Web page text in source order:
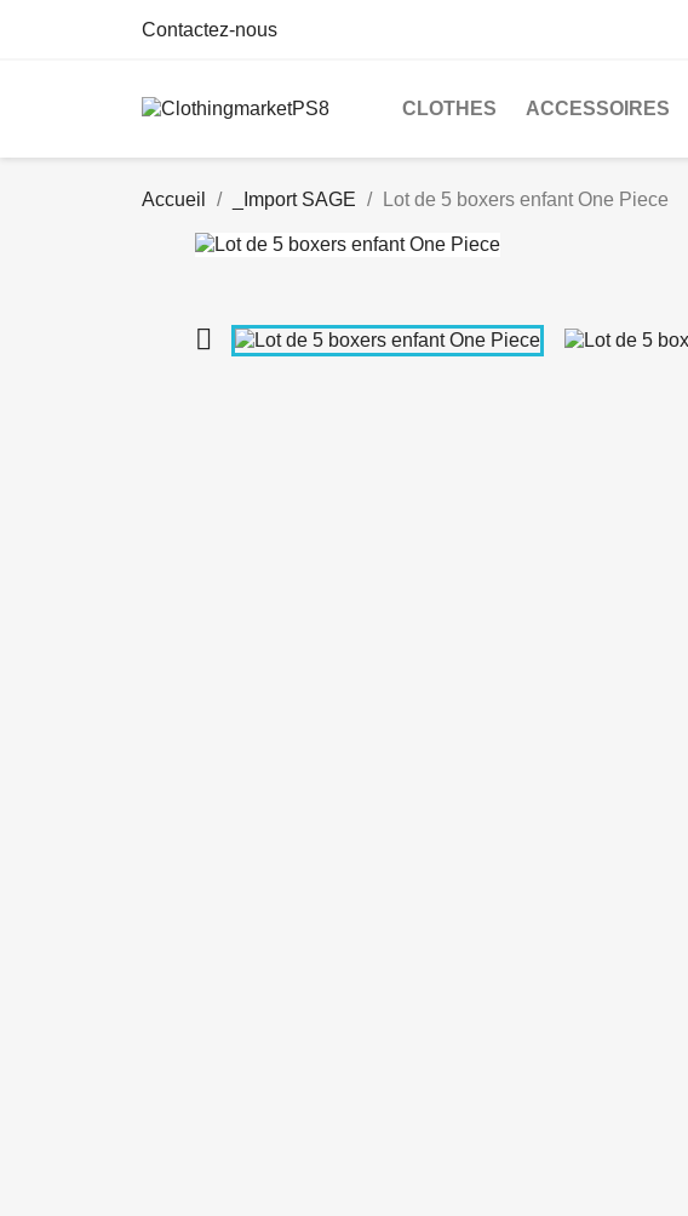
Contactez-nous
CLOTHES ACCESSOIRES
Accueil _Import SAGE Lot de 5 boxers enfant One Piece
